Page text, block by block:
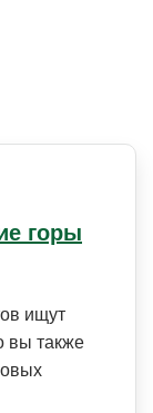
горы
ищут
вы также